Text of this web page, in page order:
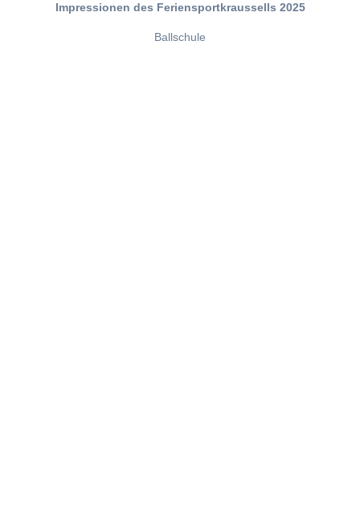
Impressionen des Feriensportkraussells 2025
Ballschule